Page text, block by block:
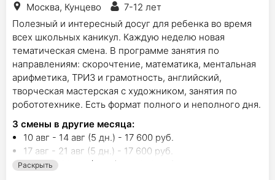
Москва, Кунцево
7-12 лет
Полезный и интересный досуг для ребенка во время
всех школьных каникул. Каждую неделю новая
тематическая смена. В программе занятия по
направлениям: скорочтение, математика, ментальная
арифметика, ТРИЗ и грамотность, английский,
творческая мастерская с художником, занятия по
робототехнике. Есть формат полного и неполного дня.
3 смены в другие месяца:
10 авг - 14 авг (5 дн.) - 17 600 руб.
17 авг - 21 авг (5 дн.) - 17 600 руб.
24 авг - 28 авг (5 дн.) - 17 600 руб.
Раскрыть